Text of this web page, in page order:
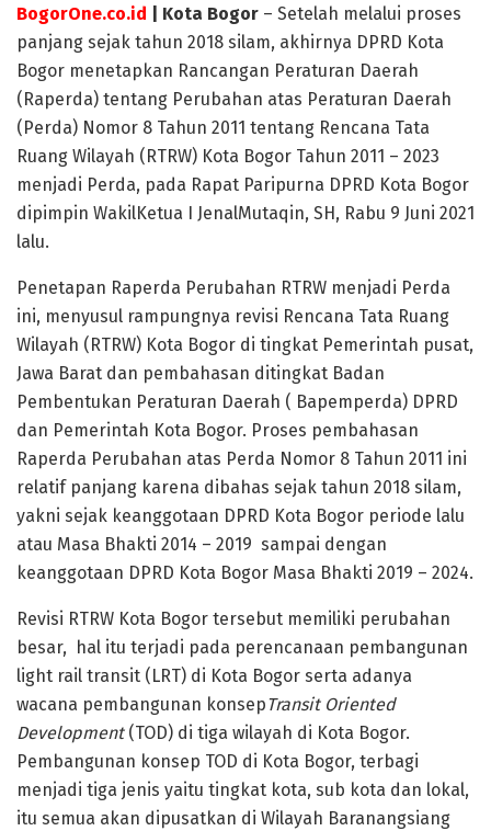
BogorOne.co.id | Kota Bogor – Setelah melalui proses
panjang sejak tahun 2018 silam, akhirnya DPRD Kota
Bogor menetapkan Rancangan Peraturan Daerah
(Raperda) tentang Perubahan atas Peraturan Daerah
(Perda) Nomor 8 Tahun 2011 tentang Rencana Tata
Ruang Wilayah (RTRW) Kota Bogor Tahun 2011 – 2023
menjadi Perda, pada Rapat Paripurna DPRD Kota Bogor
dipimpin WakilKetua I JenalMutaqin, SH, Rabu 9 Juni 2021
lalu.
Penetapan Raperda Perubahan RTRW menjadi Perda
ini, menyusul rampungnya revisi Rencana Tata Ruang
Wilayah (RTRW) Kota Bogor di tingkat Pemerintah pusat,
Jawa Barat dan pembahasan ditingkat Badan
Pembentukan Peraturan Daerah ( Bapemperda) DPRD
dan Pemerintah Kota Bogor. Proses pembahasan
Raperda Perubahan atas Perda Nomor 8 Tahun 2011 ini
relatif panjang karena dibahas sejak tahun 2018 silam,
yakni sejak keanggotaan DPRD Kota Bogor periode lalu
atau Masa Bhakti 2014 – 2019 sampai dengan
keanggotaan DPRD Kota Bogor Masa Bhakti 2019 – 2024.
Revisi RTRW Kota Bogor tersebut memiliki perubahan
besar, hal itu terjadi pada perencanaan pembangunan
light rail transit (LRT) di Kota Bogor serta adanya
wacana pembangunan konsepTransit Oriented
Development(TOD) di tiga wilayah di Kota Bogor.
Pembangunan konsep TOD di Kota Bogor, terbagi
menjadi tiga jenis yaitu tingkat kota, sub kota dan lokal,
itu semua akan dipusatkan di Wilayah Baranangsiang